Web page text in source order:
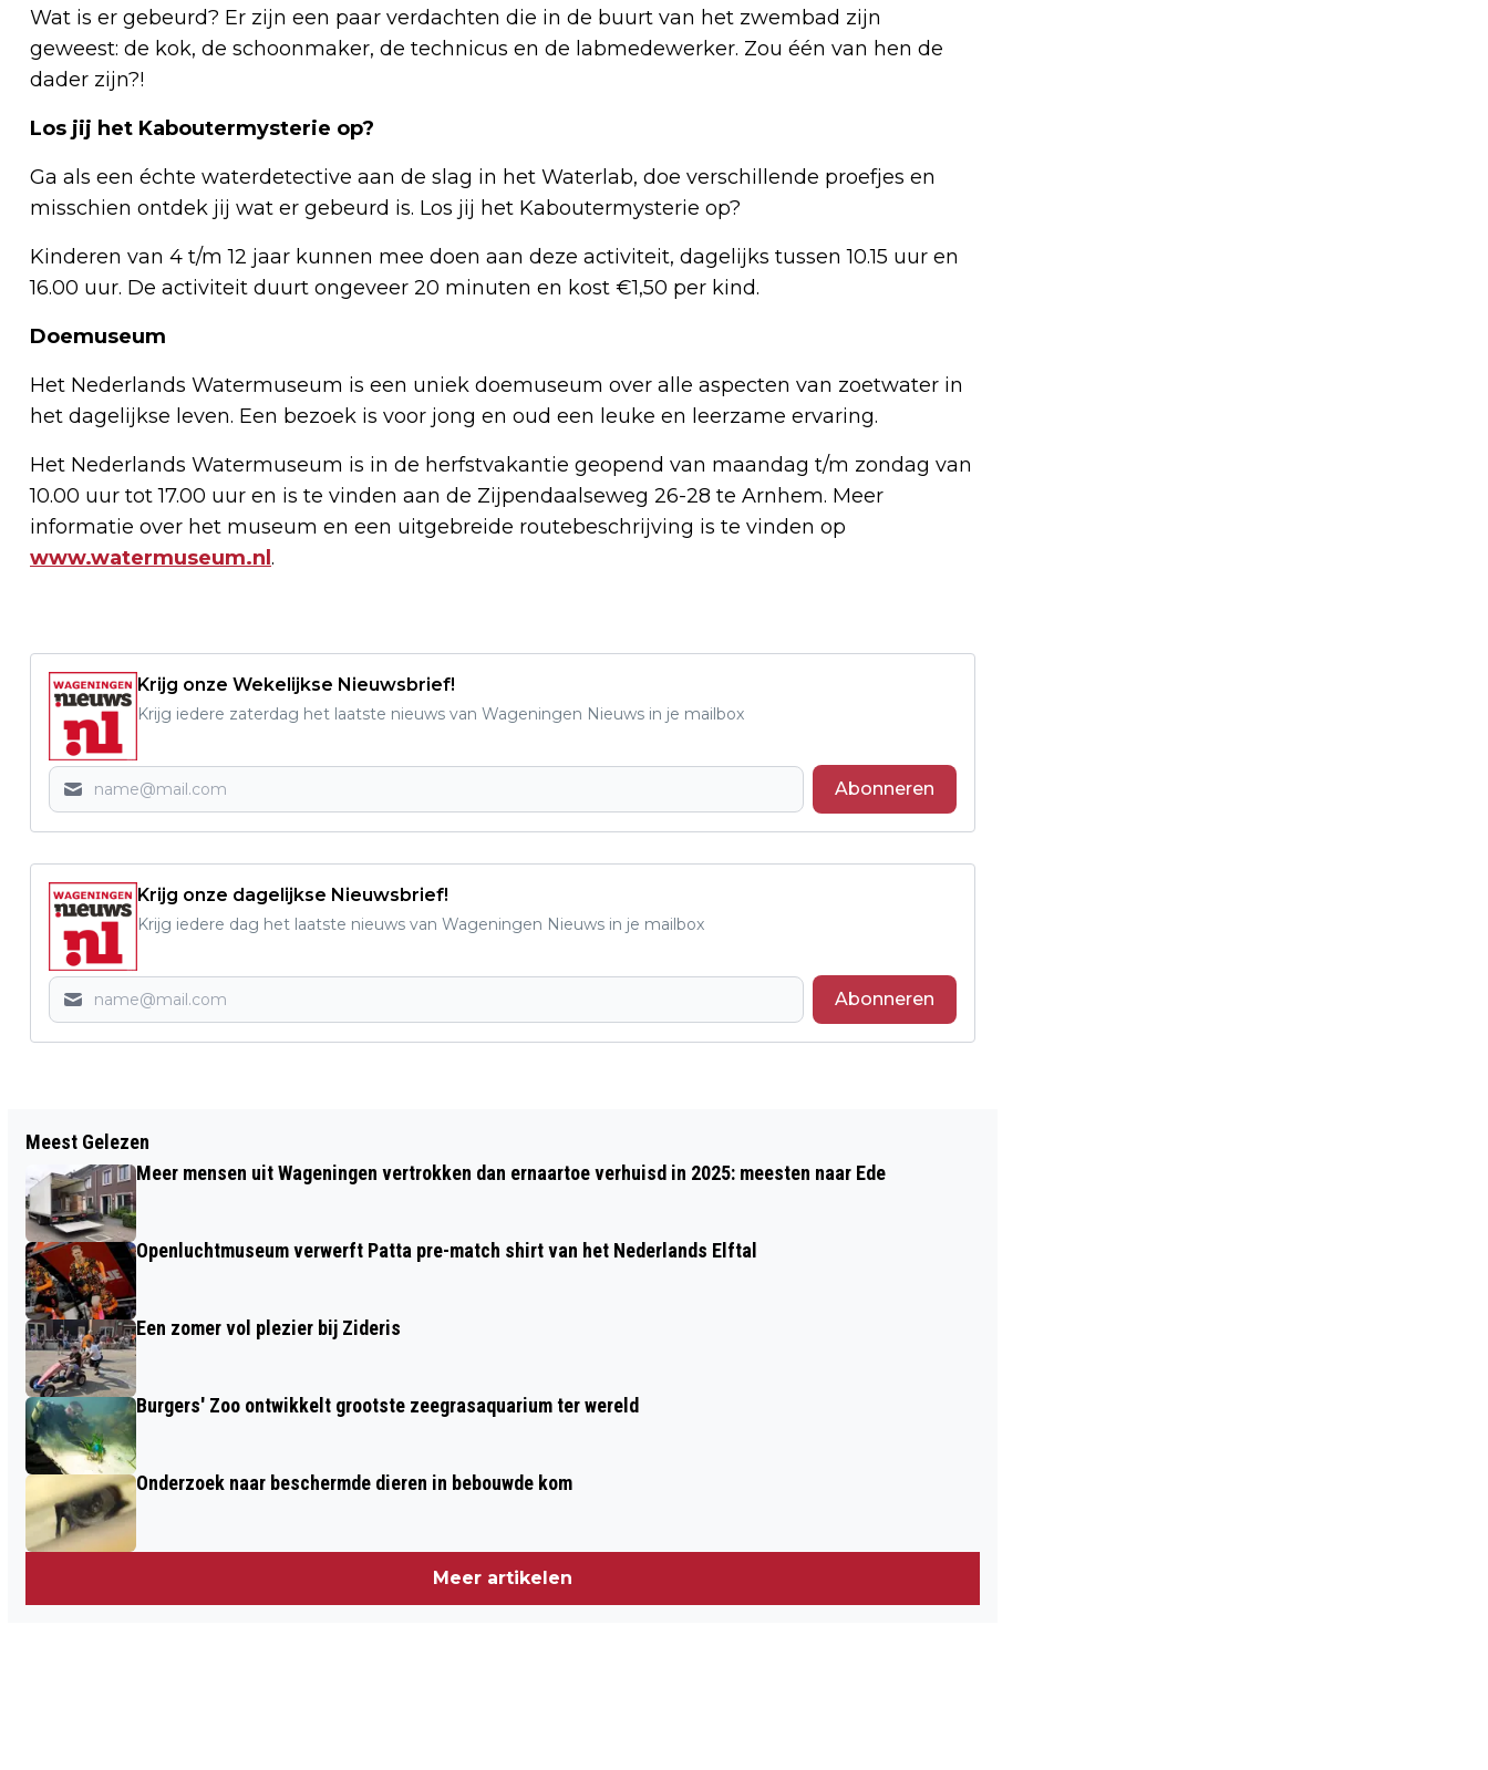
Wat is er gebeurd? Er zijn een paar verdachten die in de buurt van het zwembad zijn
geweest: de kok, de schoonmaker, de technicus en de labmedewerker. Zou één van hen de
dader zijn?!
Los jij het Kaboutermysterie op?
Ga als een échte waterdetective aan de slag in het Waterlab, doe verschillende proefjes en
misschien ontdek jij wat er gebeurd is. Los jij het Kaboutermysterie op?
Kinderen van 4 t/m 12 jaar kunnen mee doen aan deze activiteit, dagelijks tussen 10.15 uur en
16.00 uur. De activiteit duurt ongeveer 20 minuten en kost €1,50 per kind.
Doemuseum
Het Nederlands Watermuseum is een uniek doemuseum over alle aspecten van zoetwater in
het dagelijkse leven. Een bezoek is voor jong en oud een leuke en leerzame ervaring.
Het Nederlands Watermuseum is in de herfstvakantie geopend van maandag t/m zondag van
10.00 uur tot 17.00 uur en is te vinden aan de Zijpendaalseweg 26-28 te Arnhem. Meer
informatie over het museum en een uitgebreide routebeschrijving is te vinden op
www.watermuseum.nl.
Krijg onze Wekelijkse Nieuwsbrief!
Krijg iedere zaterdag het laatste nieuws van Wageningen Nieuws in je mailbox
Abonneren
Krijg onze dagelijkse Nieuwsbrief!
Krijg iedere dag het laatste nieuws van Wageningen Nieuws in je mailbox
Abonneren
NAAM PANDAJONG OUWEHANDS
DIERENPARK BEKEND
AANDACHT VOOR DUISTERNIS
Meest Gelezen
Meer mensen uit Wageningen vertrokken dan ernaartoe verhuisd in 2025: meesten naar Ede
Openluchtmuseum verwerft Patta pre-match shirt van het Nederlands Elftal
Een zomer vol plezier bij Zideris
Burgers' Zoo ontwikkelt grootste zeegrasaquarium ter wereld
Onderzoek naar beschermde dieren in bebouwde kom
Meer artikelen